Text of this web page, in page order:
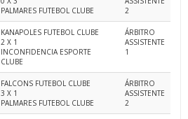
PALMARES FUTEBOL CLUBE
2
KANAPOLES FUTEBOL CLUBE
2 X 1
INCONFIDENCIA ESPORTE
CLUBE
ÁRBITRO
ASSISTENTE
1
FALCONS FUTEBOL CLUBE
3 X 1
PALMARES FUTEBOL CLUBE
ÁRBITRO
ASSISTENTE
2